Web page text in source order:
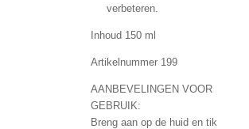
verbeteren.
Inhoud 150 ml
Artikelnummer 199
AANBEVELINGEN VOOR
GEBRUIK:
Breng aan op de huid en tik